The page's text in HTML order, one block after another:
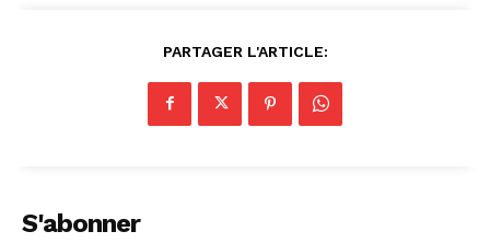
PARTAGER L'ARTICLE:
S'abonner